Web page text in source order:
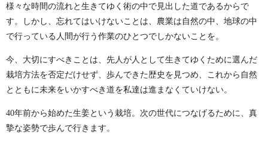
様々な時間の流れと生きてゆく術の中で見出した道であるからで
す。しかし、忘れてはいけないことは、農業は自然の中、地球の中
で行っている人間が行う作業のひとつでしかないことを。
今、大切にすべきことは、先人が人として生きてゆくために選んだ
栽培方法を否定だけせず、歩んできた歴史を見つめ、これから自然
とともに未来をいかすべき道を私達は進まなくていけない。
40年前から始めた生姜という栽培。次の世代につなげるために、真
摯な姿勢で歩んで行きます。